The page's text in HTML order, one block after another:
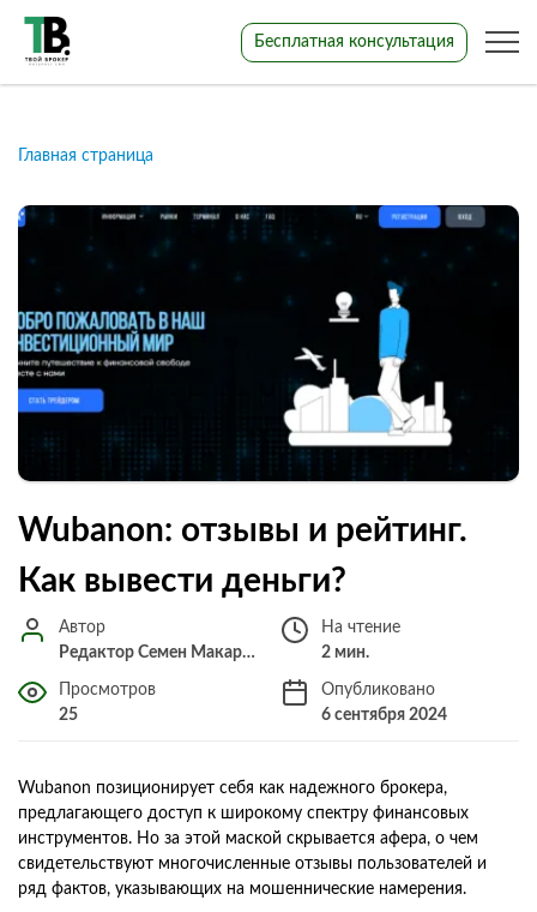
Бесплатная консультация
Главная страница
Wubanon: отзывы и рейтинг.
Как вывести деньги?
Автор
Редактор Семен Макарченко
На чтение
2 мин.
Просмотров
25
Опубликовано
6 сентября 2024
Wubanon позиционирует себя как надежного брокера,
предлагающего доступ к широкому спектру финансовых
инструментов. Но за этой маской скрывается афера, о чем
свидетельствуют многочисленные отзывы пользователей и
ряд фактов, указывающих на мошеннические намерения.